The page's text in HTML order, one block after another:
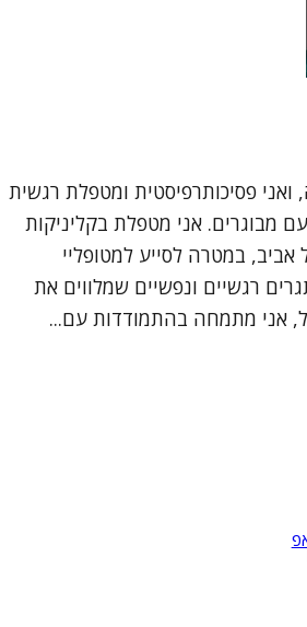
פסיכותרפיסטית ומטפלת רגשית
מבוגרים. אני מטפלת בקליניקות
במטרה לסייע למטופליי
רגשיים ונפשיים שמלווים את
אני מתמחה בהתמודדות עם...